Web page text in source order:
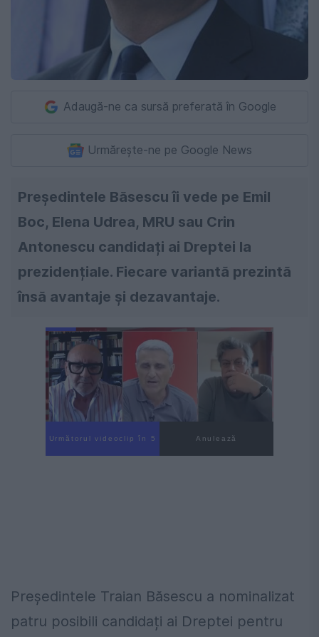
Adaugă-ne ca sursă preferată în Google
Urmărește-ne pe Google News
Președintele Băsescu îi vede pe Emil
Boc, Elena Udrea, MRU sau Crin
Antonescu candidați ai Dreptei la
prezidențiale. Fiecare variantă prezintă
însă avantaje și dezavantaje.
Următorul videoclip în 4 Anulează
Președintele Traian Băsescu a nominalizat
patru posibili candidați ai Dreptei pentru